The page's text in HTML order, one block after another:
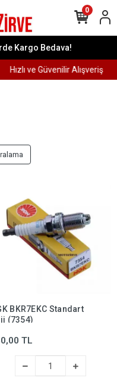
Kargo Bedava!
Hızlı ve Güvenilir Alışveriş
0
BKR7EKC Standart
(7354)
TL